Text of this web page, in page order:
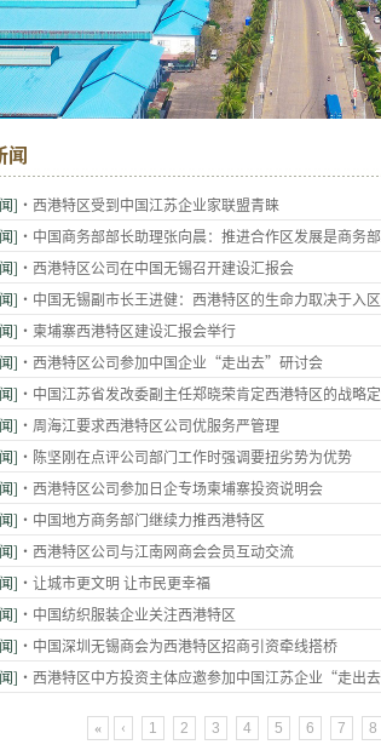
闻
] ·西港特区受到中国江苏企业家联盟青睐
] ·中国商务部部长助理张向晨：推进合作区发展是商务
] ·西港特区公司在中国无锡召开建设汇报会
] ·中国无锡副市长王进健：西港特区的生命力取决于入
] ·柬埔寨西港特区建设汇报会举行
] ·西港特区公司参加中国企业“走出去”研讨会
] ·中国江苏省发改委副主任郑晓荣肯定西港特区的战略
] ·周海江要求西港特区公司优服务严管理
] ·陈坚刚在点评公司部门工作时强调要扭劣势为优势
] ·西港特区公司参加日企专场柬埔寨投资说明会
] ·中国地方商务部门继续力推西港特区
] ·西港特区公司与江南网商会会员互动交流
] ·让城市更文明 让市民更幸福
] ·中国纺织服装企业关注西港特区
] ·中国深圳无锡商会为西港特区招商引资牵线搭桥
] ·西港特区中方投资主体应邀参加中国江苏企业“走出
« ‹ 1 2 3 4 5 6 7 8